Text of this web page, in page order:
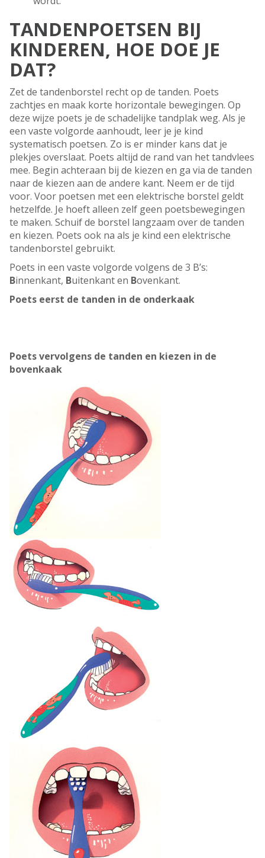
TANDENPOETSEN BIJ
KINDEREN, HOE DOE JE
DAT?
Zet de tandenborstel recht op de tanden. Poets
zachtjes en maak korte horizontale bewegingen. Op
deze wijze poets je de schadelijke tandplak weg. Als je
een vaste volgorde aanhoudt, leer je je kind
systematisch poetsen. Zo is er minder kans dat je
plekjes overslaat. Poets altijd de rand van het tandvlees
mee. Begin achteraan bij de kiezen en ga via de tanden
naar de kiezen aan de andere kant. Neem er de tijd
voor. Voor poetsen met een elektrische borstel geldt
hetzelfde. Je hoeft alleen zelf geen poetsbewegingen
te maken. Schuif de borstel langzaam over de tanden
en kiezen. Poets ook na als je kind een elektrische
tandenborstel gebruikt.
Poets in een vaste volgorde volgens de 3 B’s:
Binnenkant, Buitenkant en Bovenkant.
Poets eerst de tanden in de onderkaak
Poets vervolgens de tanden en kiezen in de
bovenkaak